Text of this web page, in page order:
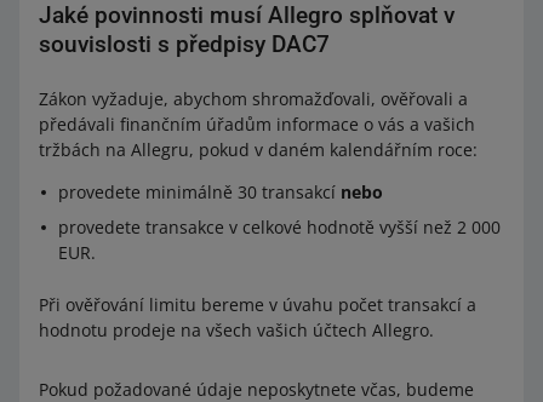
Jaké povinnosti musí Allegro splňovat v
souvislosti s předpisy DAC7
Zákon vyžaduje, abychom shromažďovali, ověřovali a
předávali finančním úřadům informace o vás a vašich
tržbách na Allegru, pokud v daném kalendářním roce:
provedete minimálně 30 transakcí nebo
provedete transakce v celkové hodnotě vyšší než 2 000
EUR.
Při ověřování limitu bereme v úvahu počet transakcí a
hodnotu prodeje na všech vašich účtech Allegro.
Pokud požadované údaje neposkytnete včas, budeme